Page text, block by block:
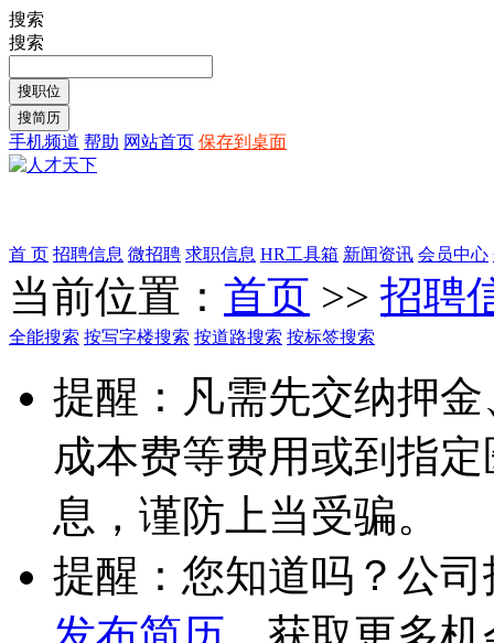
搜索
搜索
手机频道 帮助 网站首页 保存到桌面
首 页 招聘信息 微招聘 求职信息 HR工具箱 新闻资讯 会员中心
当前位置： 首页 >> 招聘
全能搜索 按写字楼搜索 按道路搜索 按标签搜索
提醒：凡需先交纳押
成本费等费用或到指
息，谨防上当受骗。
提醒：您知道吗？公